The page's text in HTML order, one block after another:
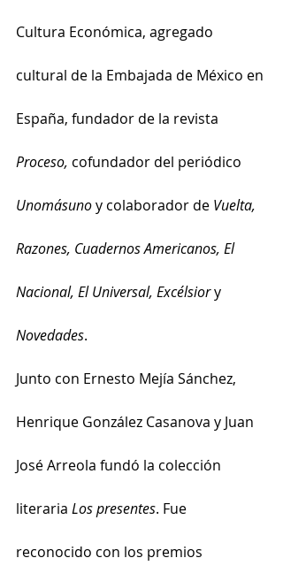
Cultura Económica, agregado
cultural de la Embajada de México en
España, fundador de la revista
Proceso, cofundador del periódico
Unomásuno y colaborador de Vuelta,
Razones, Cuadernos Americanos, El
Nacional, El Universal, Excélsior y
Novedades.
Junto con Ernesto Mejía Sánchez,
Henrique González Casanova y Juan
José Arreola fundó la colección
literaria Los presentes. Fue
reconocido con los premios